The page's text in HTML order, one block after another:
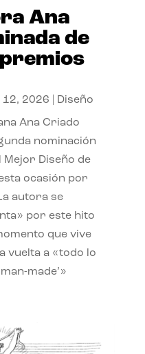
Ana
de
12, 2026 Diseño
Ana Criado
nominación
Mejor Diseño de
ocasión por
autora se
por este hito
que vive
vuelta a «todo lo
made’»